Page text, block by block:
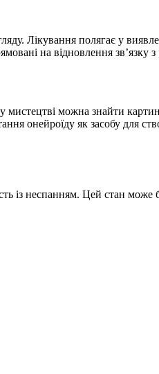
Лікування полягає у
на відновлення зв’язку з
можна знайти
онейроїду як засобу для
із неспанням. Цей стан може